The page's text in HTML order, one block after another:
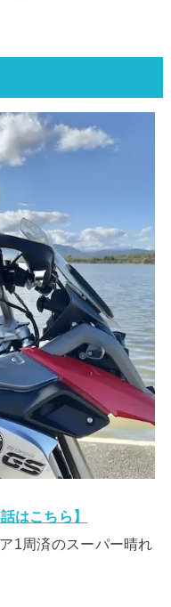
はこちら】
1周済のスーパー晴れ